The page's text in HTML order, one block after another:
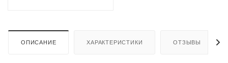
ОПИСАНИЕ ХАРАКТЕРИСТИКИ ОТЗЫВЫ